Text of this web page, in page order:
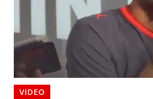
VIDEO